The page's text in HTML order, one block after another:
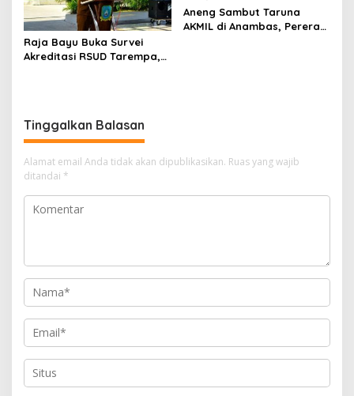
Raja Bayu Buka Survei
Akreditasi RSUD Tarempa,
Aneng Sambut Taruna
AKMIL di Anambas, Pererat
Tinggalkan Balasan
Alamat email Anda tidak akan dipublikasikan. Ruas yang wajib
ditandai *